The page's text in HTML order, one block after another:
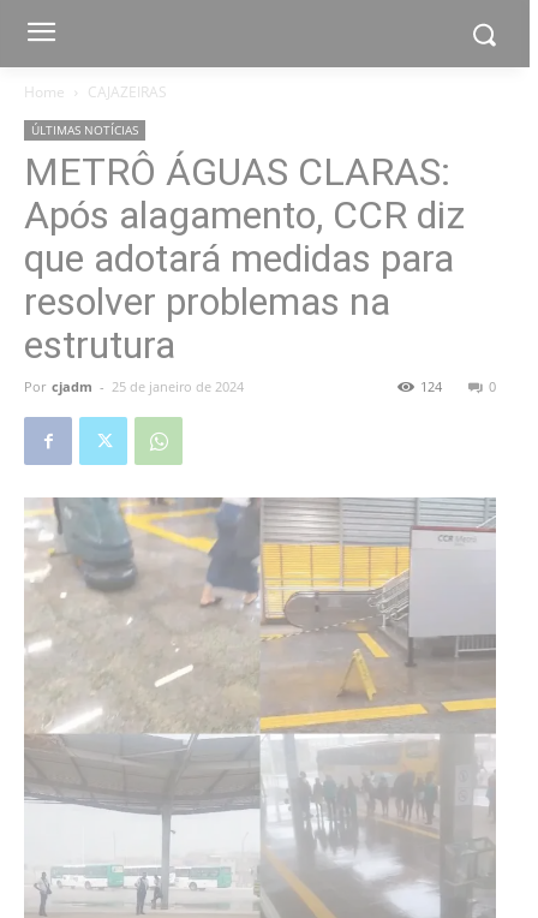
Home CAJAZEIRAS
ÚLTIMAS NOTÍCIAS
METRÔ ÁGUAS CLARAS:
Após alagamento, CCR diz
que adotará medidas para
resolver problemas na
estrutura
Por cjadm - 25 de janeiro de 2024 0
124